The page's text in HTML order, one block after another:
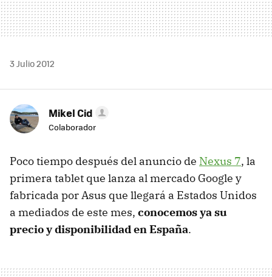
3 Julio 2012
Mikel Cid
Colaborador
Poco tiempo después del anuncio de Nexus 7, la
primera tablet que lanza al mercado Google y
fabricada por Asus que llegará a Estados Unidos
a mediados de este mes, conocemos ya su
precio y disponibilidad en España.